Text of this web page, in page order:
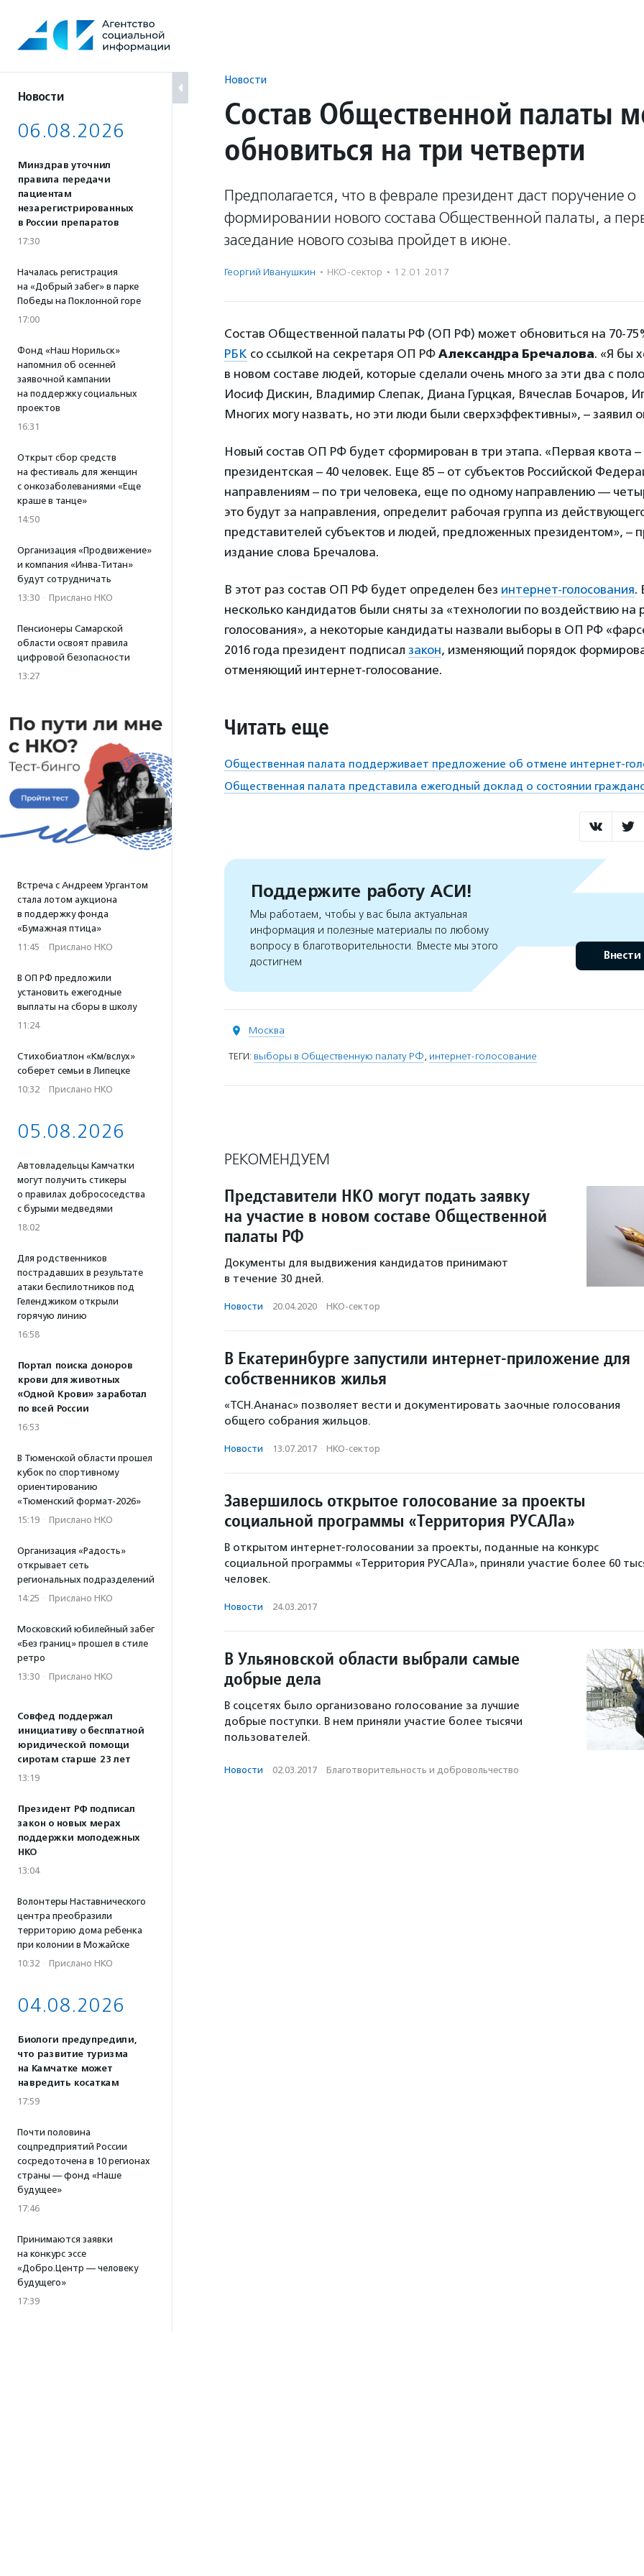
содержанию
Новости
06.08.2026
Минздрав уточнил
правила передачи
пациентам
незарегистрированных
в России препаратов
17:30
Началась регистрация
на «Добрый забег» в парке
Победы на Поклонной горе
17:00
Фонд «Наш Норильск»
напомнил об осенней
заявочной кампании
на поддержку социальных
проектов
16:31
Открыт сбор средств
на фестиваль для женщин
с онкозаболеваниями «Еще
краше в танце»
14:50
Организация «Продвижение»
и компания «Инва-Титан»
будут сотрудничать
13:30 · Прислано НКО
Пенсионеры Самарской
области освоят правила
цифровой безопасности
13:27
Встреча с Андреем Ургантом
стала лотом аукциона
в поддержку фонда
«Бумажная птица»
11:45 · Прислано НКО
В ОП РФ предложили
установить ежегодные
выплаты на сборы в школу
11:24
Стихобиатлон «Км/вслух»
соберет семьи в Липецке
10:32 · Прислано НКО
05.08.2026
Автовладельцы Камчатки
могут получить стикеры
о правилах добрососедства
с бурыми медведями
18:02
Для родственников
пострадавших в результате
атаки беспилотников под
Геленджиком открыли
горячую линию
16:58
Портал поиска доноров
крови для животных
«Одной Крови» заработал
по всей России
16:53
В Тюменской области прошел
кубок по спортивному
ориентированию
«Тюменский формат-2026»
15:19 · Прислано НКО
Организация «Радость»
открывает сеть
региональных подразделений
14:25 · Прислано НКО
Московский юбилейный забег
«Без границ» прошел в стиле
ретро
13:30 · Прислано НКО
Совфед поддержал
инициативу о бесплатной
юридической помощи
сиротам старше 23 лет
13:19
Президент РФ подписал
закон о новых мерах
поддержки молодежных
НКО
13:04
Волонтеры Наставнического
центра преобразили
территорию дома ребенка
при колонии в Можайске
10:32 · Прислано НКО
04.08.2026
Биологи предупредили,
что развитие туризма
на Камчатке может
навредить косаткам
17:59
Почти половина
соцпредприятий России
сосредоточена в 10 регионах
страны — фонд «Наше
будущее»
17:46
Принимаются заявки
на конкурс эссе
«Добро.Центр — человеку
будущего»
17:39
Новости
Состав Общественной палаты
обновиться на три четверти
Предполагается, что в феврале президент даст поручение о
формировании нового состава Общественной палаты, а
заседание нового созыва пройдет в июне.
Георгий Иванушкин · НКО-сектор · 12.01.2017
Состав Общественной палаты РФ (ОП РФ) может обновиться на 70-
РБК со ссылкой на секретаря ОП РФ Александра Бречалова. «Я бы
в новом составе людей, которые сделали очень много за эти два с
Иосиф Дискин, Владимир Слепак, Диана Гурцкая, Вячеслав Бочаров,
Многих могу назвать, но эти люди были сверхэффективны», – заявил
Новый состав ОП РФ будет сформирован в три этапа. «Первая квота –
президентская – 40 человек. Еще 85 – от субъектов Российской
направлениям – по три человека, еще по одному направлению —
это будут за направления, определит рабочая группа из
представителей субъектов и людей, предложенных президентом», –
издание слова Бречалова.
В этот раз состав ОП РФ будет определен без интернет-голосования.
несколько кандидатов были сняты за «технологии по воздействию на
голосования», а некоторые кандидаты назвали выборы в ОП РФ
2016 года президент подписал закон, изменяющий порядок
отменяющий интернет-голосование.
Читать еще
Общественная палата поддерживает предложение об отмене интернет-
Общественная палата представила ежегодный доклад о состоянии
Поддержите работу АСИ!
Мы работаем, чтобы у вас была актуальная
информация и полезные материалы по любому
вопросу в благотворительности. Вместе мы этого
достигнем
Внести
Москва
ТЕГИ: выборы в Общественную палату РФ, интернет-голосование
РЕКОМЕНДУЕМ
Представители НКО могут подать заявку
на участие в новом составе Общественной
палаты РФ
Документы для выдвижения кандидатов принимают
в течение 30 дней.
Новости · 20.04.2020 · НКО-сектор
В Екатеринбурге запустили интернет-приложение для
собственников жилья
«ТСН.Ананас» позволяет вести и документировать заочные голосования
общего собрания жильцов.
Новости · 13.07.2017 · НКО-сектор
Завершилось открытое голосование за проекты
социальной программы «Территория РУСАЛа»
В открытом интернет-голосовании за проекты, поданные на конкурс
социальной программы «Территория РУСАЛа», приняли участие более 60
человек.
Новости · 24.03.2017
В Ульяновской области выбрали самые
добрые дела
В соцсетях было организовано голосование за лучшие
добрые поступки. В нем приняли участие более тысячи
пользователей.
Новости · 02.03.2017 · Благотвори­тель­ность и доброволь­чест­во